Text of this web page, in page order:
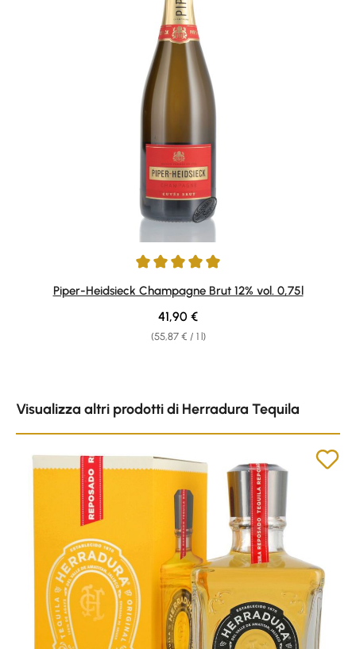
Average rating of 4.92 out of 5 stars
Piper-Heidsieck Champagne Brut 12% vol. 0,75l
(55,87 € / 1 l)
Regular price:
41,90 €
Visualizza altri prodotti di Herradura Tequila